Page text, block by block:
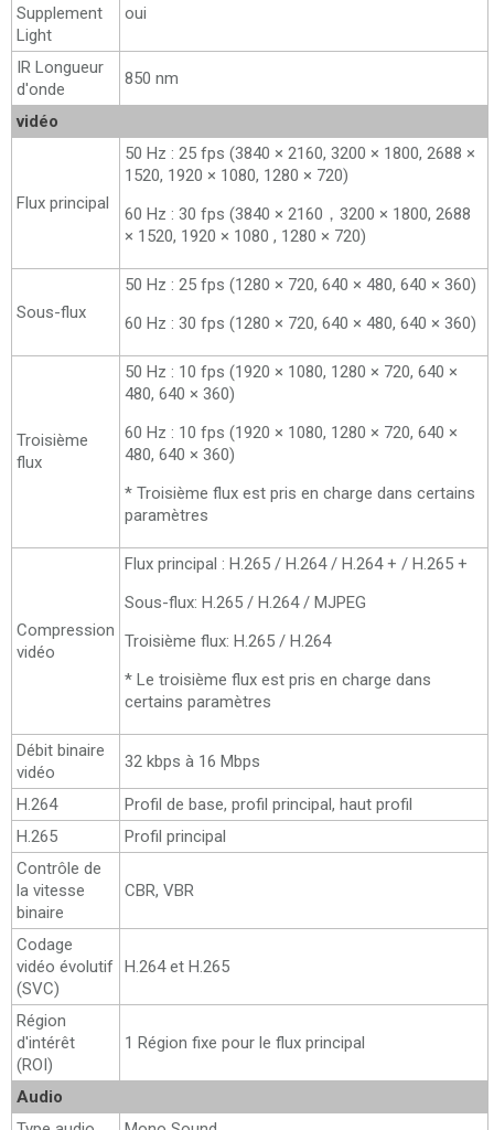
Supplement
Light
oui
IR Longueur
d'onde
850 nm
vidéo
Flux principal
50 Hz : 25 fps (3840 × 2160, 3200 × 1800, 2688 ×
1520, 1920 × 1080, 1280 × 720)
60 Hz : 30 fps (3840 × 2160，3200 × 1800, 2688
× 1520, 1920 × 1080 , 1280 × 720)
Sous-flux
50 Hz : 25 fps (1280 × 720, 640 × 480, 640 × 360)
60 Hz : 30 fps (1280 × 720, 640 × 480, 640 × 360)
Troisième
flux
50 Hz : 10 fps (1920 × 1080, 1280 × 720, 640 ×
480, 640 × 360)
60 Hz : 10 fps (1920 × 1080, 1280 × 720, 640 ×
480, 640 × 360)
* Troisième flux est pris en charge dans certains
paramètres
Compression
vidéo
Flux principal : H.265 / H.264 / H.264 + / H.265 +
Sous-flux: H.265 / H.264 / MJPEG
Troisième flux: H.265 / H.264
* Le troisième flux est pris en charge dans
certains paramètres
Débit binaire
vidéo
32 kbps à 16 Mbps
H.264
Profil de base, profil principal, haut profil
H.265
Profil principal
Contrôle de
la vitesse
binaire
CBR, VBR
Codage
vidéo évolutif
(SVC)
H.264 et H.265
Région
d'intérêt
(ROI)
1 Région fixe pour le flux principal
Audio